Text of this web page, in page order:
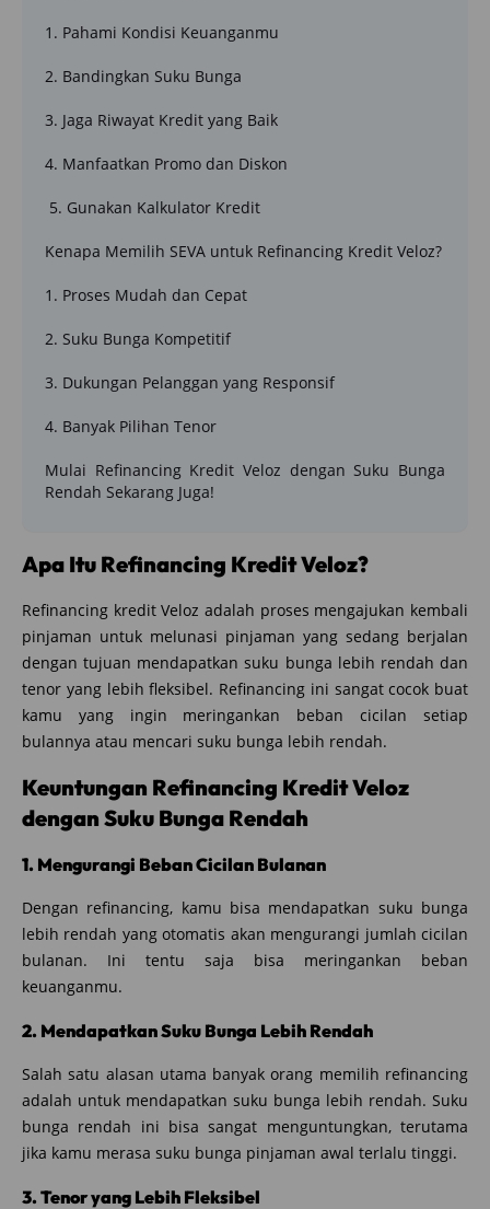
1. Pahami Kondisi Keuanganmu
2. Bandingkan Suku Bunga
3. Jaga Riwayat Kredit yang Baik
4. Manfaatkan Promo dan Diskon
5. Gunakan Kalkulator Kredit
Kenapa Memilih SEVA untuk Refinancing Kredit Veloz?
1. Proses Mudah dan Cepat
2. Suku Bunga Kompetitif
3. Dukungan Pelanggan yang Responsif
4. Banyak Pilihan Tenor
Mulai Refinancing Kredit Veloz dengan Suku Bunga
Rendah Sekarang Juga!
Apa Itu Refinancing Kredit Veloz?
Refinancing kredit Veloz adalah proses mengajukan kembali
pinjaman untuk melunasi pinjaman yang sedang berjalan
dengan tujuan mendapatkan suku bunga lebih rendah dan
tenor yang lebih fleksibel. Refinancing ini sangat cocok buat
kamu yang ingin meringankan beban cicilan setiap
bulannya atau mencari suku bunga lebih rendah.
Keuntungan Refinancing Kredit Veloz
dengan Suku Bunga Rendah
1. Mengurangi Beban Cicilan Bulanan
Dengan refinancing, kamu bisa mendapatkan suku bunga
lebih rendah yang otomatis akan mengurangi jumlah cicilan
bulanan. Ini tentu saja bisa meringankan beban
keuanganmu.
2. Mendapatkan Suku Bunga Lebih Rendah
Salah satu alasan utama banyak orang memilih refinancing
adalah untuk mendapatkan suku bunga lebih rendah. Suku
bunga rendah ini bisa sangat menguntungkan, terutama
jika kamu merasa suku bunga pinjaman awal terlalu tinggi.
3. Tenor yang Lebih Fleksibel